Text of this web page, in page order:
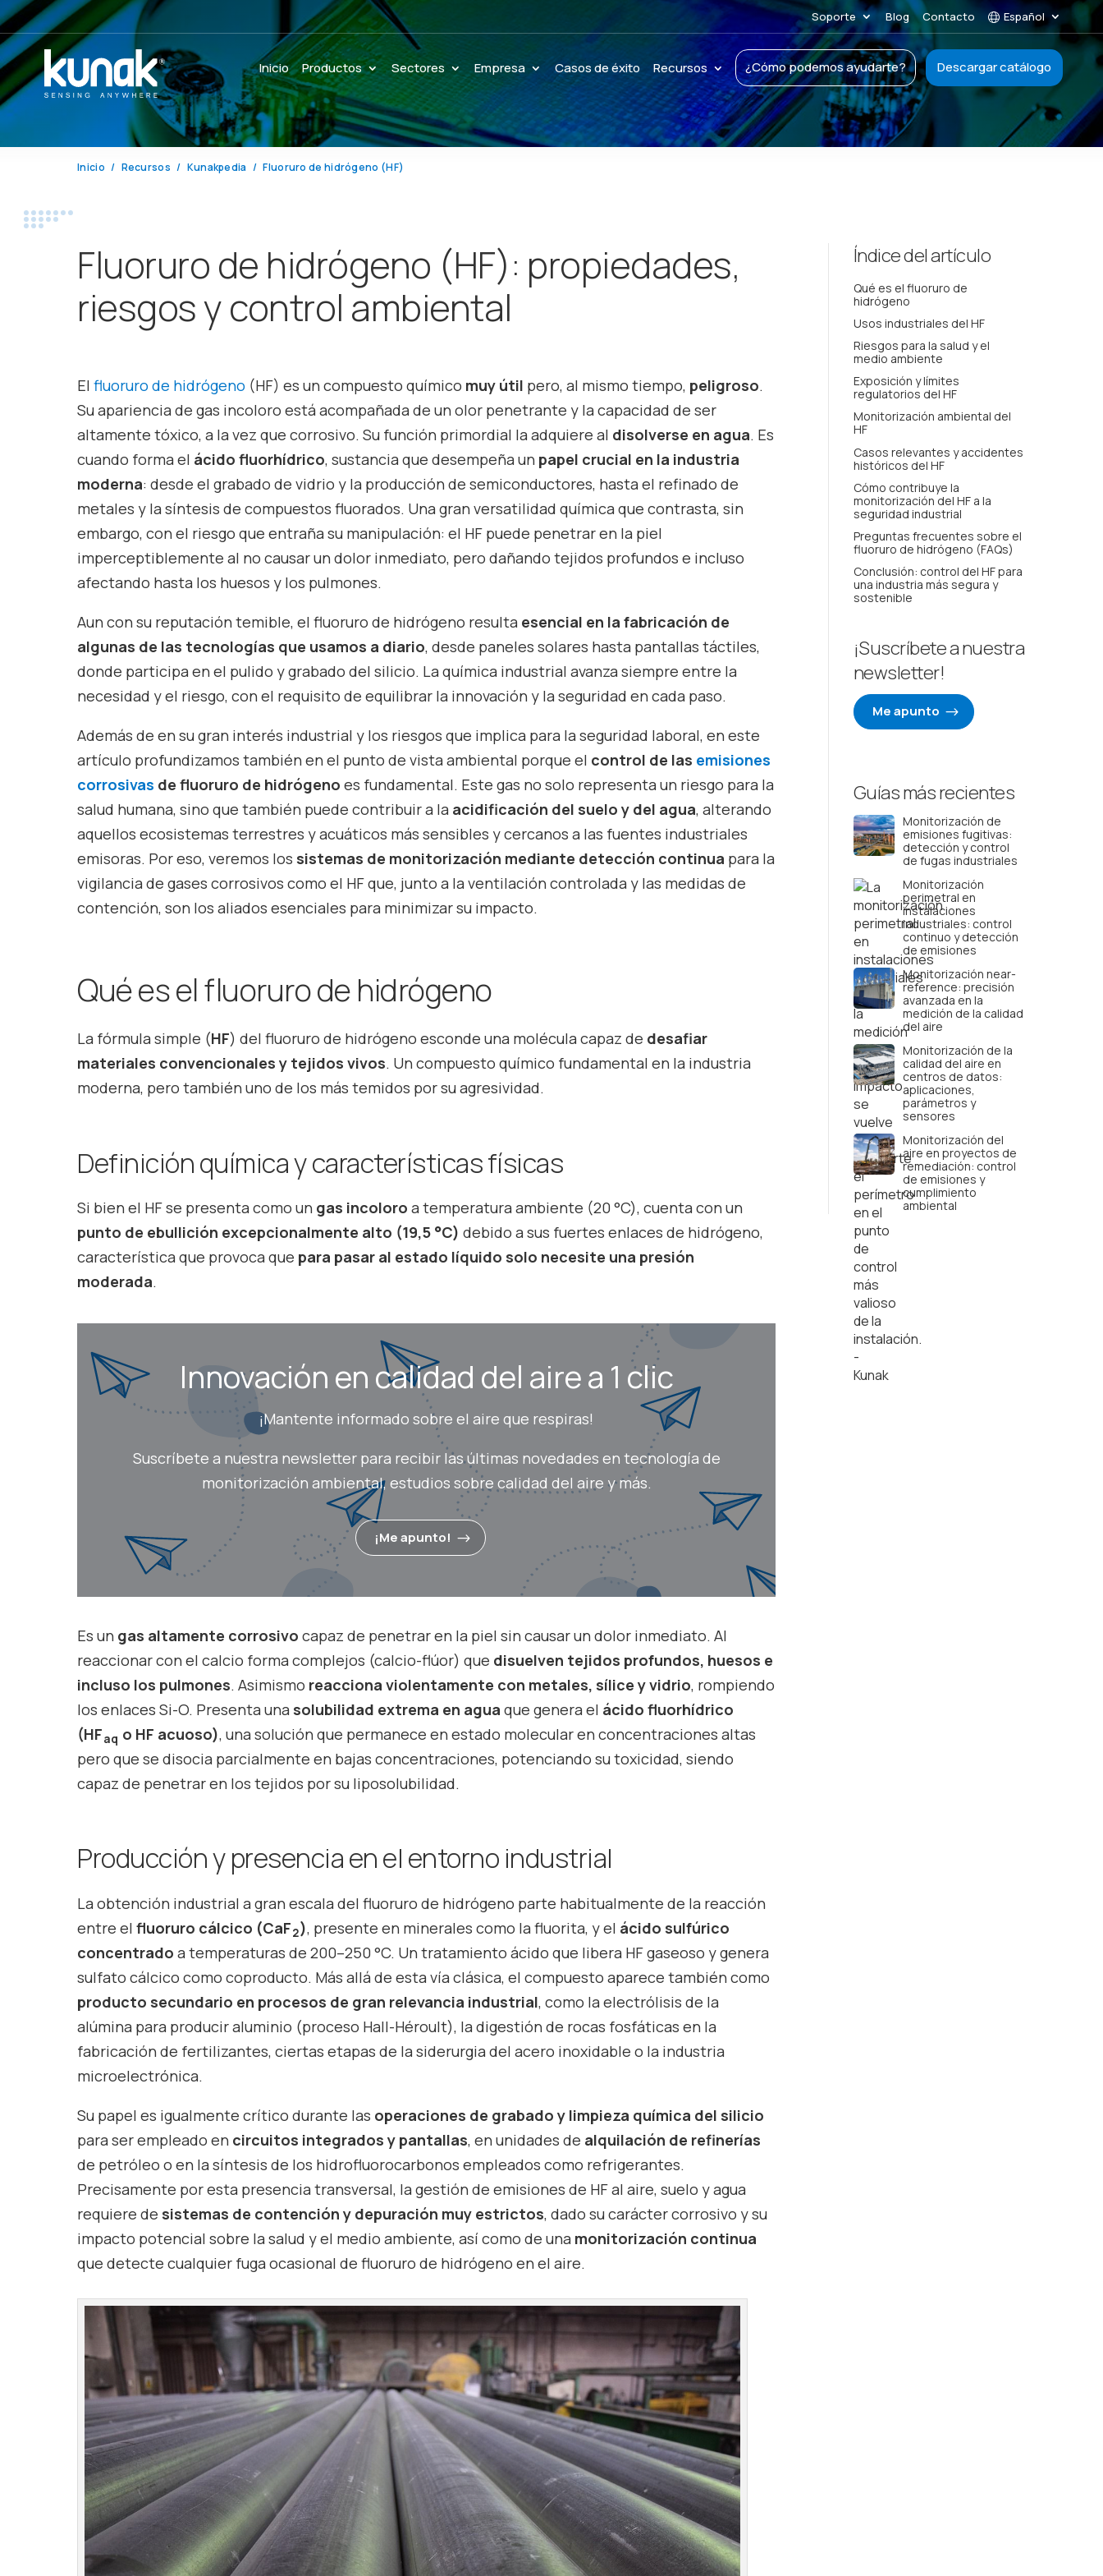
Soporte Blog Contacto Español
Inicio Productos Sectores Empresa Casos de éxito Recursos ¿Cómo podemos ayudarte? Descargar catálogo
Inicio Recursos Kunakpedia Fluoruro de hidrógeno (HF)
Fluoruro de hidrógeno (HF): propiedades,
riesgos y control ambiental
Elfluoruro de hidrógeno (HF) es un compuesto químico muy útil pero, al mismo tiempo, peligroso.
Su apariencia de gas incoloro está acompañada de un olor penetrante y la capacidad de ser
altamente tóxico, a la vez que corrosivo. Su función primordial la adquiere al disolverse en agua. Es
cuando forma el ácido fluorhídrico, sustancia que desempeña un papel crucial en la industria
moderna: desde el grabado de vidrio y la producción de semiconductores, hasta el refinado de
metales y la síntesis de compuestos fluorados. Una gran versatilidad química que contrasta, sin
embargo, con el riesgo que entraña su manipulación: el HF puede penetrar en la piel
imperceptiblemente al no causar un dolor inmediato, pero dañando tejidos profundos e incluso
afectando hasta los huesos y los pulmones.
Aun con su reputación temible, el fluoruro de hidrógeno resulta esencial en la fabricación de
algunas de las tecnologías que usamos a diario, desde paneles solares hasta pantallas táctiles,
donde participa en el pulido y grabado del silicio. La química industrial avanza siempre entre la
necesidad y el riesgo, con el requisito de equilibrar la innovación y la seguridad en cada paso.
Además de en su gran interés industrial y los riesgos que implica para la seguridad laboral, en este
artículo profundizamos también en el punto de vista ambiental porque el control de las emisiones
corrosivas de fluoruro de hidrógeno es fundamental. Este gas no solo representa un riesgo para la
salud humana, sino que también puede contribuir a la acidificación del suelo y del agua, alterando
aquellos ecosistemas terrestres y acuáticos más sensibles y cercanos a las fuentes industriales
emisoras. Por eso, veremos los sistemas de monitorización mediante detección continua para la
vigilancia de gases corrosivos como el HF que, junto a la ventilación controlada y las medidas de
contención, son los aliados esenciales para minimizar su impacto.
Qué es el fluoruro de hidrógeno
La fórmula simple (HF) del fluoruro de hidrógeno esconde una molécula capaz de desafiar
materiales convencionales y tejidos vivos. Un compuesto químico fundamental en la industria
moderna, pero también uno de los más temidos por su agresividad.
Definición química y características físicas
Si bien el HF se presenta como un gas incoloro a temperatura ambiente (20 °C), cuenta con un
punto de ebullición excepcionalmente alto (19,5 °C) debido a sus fuertes enlaces de hidrógeno,
característica que provoca que para pasar al estado líquido solo necesite una presión
moderada.
Innovación en calidad del aire a 1 clic
¡Mantente informado sobre el aire que respiras!
Suscríbete a nuestra newsletter para recibir las últimas novedades en tecnología de
monitorización ambiental, estudios sobre calidad del aire y más.
¡Me apunto!
Es un gas altamente corrosivo capaz de penetrar en la piel sin causar un dolor inmediato. Al
reaccionar con el calcio forma complejos (calcio-flúor) que disuelven tejidos profundos, huesos e
incluso los pulmones. Asimismo reacciona violentamente con metales, sílice y vidrio, rompiendo
los enlaces Si-O. Presenta una solubilidad extrema en agua que genera el ácido fluorhídrico
(HFaq o HF acuoso), una solución que permanece en estado molecular en concentraciones altas
pero que se disocia parcialmente en bajas concentraciones, potenciando su toxicidad, siendo
capaz de penetrar en los tejidos por su liposolubilidad.
Producción y presencia en el entorno industrial
La obtención industrial a gran escala del fluoruro de hidrógeno parte habitualmente de la reacción
entre elfluoruro cálcico (CaF2), presente en minerales como la fluorita, y el ácido sulfúrico
concentrado a temperaturas de 200–250 °C. Un tratamiento ácido que libera HF gaseoso y genera
sulfato cálcico como coproducto. Más allá de esta vía clásica, el compuesto aparece también como
producto secundario en procesos de gran relevancia industrial, como la electrólisis de la
alúmina para producir aluminio (proceso Hall-Héroult), la digestión de rocas fosfáticas en la
fabricación de fertilizantes, ciertas etapas de la siderurgia del acero inoxidable o la industria
microelectrónica.
Su papel es igualmente crítico durante las operaciones de grabado y limpieza química del silicio
para ser empleado en circuitos integrados y pantallas, en unidades de alquilación de refinerías
de petróleo o en la síntesis de los hidrofluorocarbonos empleados como refrigerantes.
Precisamente por esta presencia transversal, la gestión de emisiones de HF al aire, suelo y agua
requiere de sistemas de contención y depuración muy estrictos, dado su carácter corrosivo y su
impacto potencial sobre la salud y el medio ambiente, así como de una monitorización continua
que detecte cualquier fuga ocasional de fluoruro de hidrógeno en el aire.
Índice del artículo
Qué es el fluoruro de
hidrógeno
Usos industriales del HF
Riesgos para la salud y el
medio ambiente
Exposición y límites
regulatorios del HF
Monitorización ambiental del
HF
Casos relevantes y accidentes
históricos del HF
Cómo contribuye la
monitorización del HF a la
seguridad industrial
Preguntas frecuentes sobre el
fluoruro de hidrógeno (FAQs)
Conclusión: control del HF para
una industria más segura y
sostenible
¡Suscríbete a nuestra
newsletter!
Me apunto
Guías más recientes
Monitorización de
emisiones fugitivas:
detección y control
de fugas industriales
Monitorización
perimetral en
instalaciones
industriales: control
continuo y detección
de emisiones
Monitorización near-
reference: precisión
avanzada en la
medición de la calidad
del aire
Monitorización de la
calidad del aire en
centros de datos:
aplicaciones,
parámetros y
sensores
Monitorización del
aire en proyectos de
remediación: control
de emisiones y
cumplimiento
ambiental